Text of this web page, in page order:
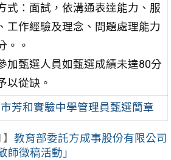
式：面試，依溝通表達能力、服
工作經驗及理念、問題處理能力
。。
加甄選人員如甄選成績未達80分
以從缺。
芳和實驗中學管理員甄選簡章
教育部委託方成事股份有限公司
師徵稿活動」